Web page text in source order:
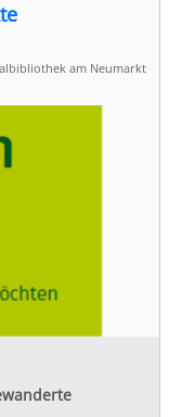
am Neumarkt